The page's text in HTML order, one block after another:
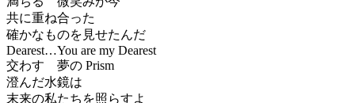
共に重ね合った
確かなものを見せたんだ
Dearest…You are my Dearest
交わす 夢の Prism
澄んだ水鏡は
末来の私たちを照らすよ